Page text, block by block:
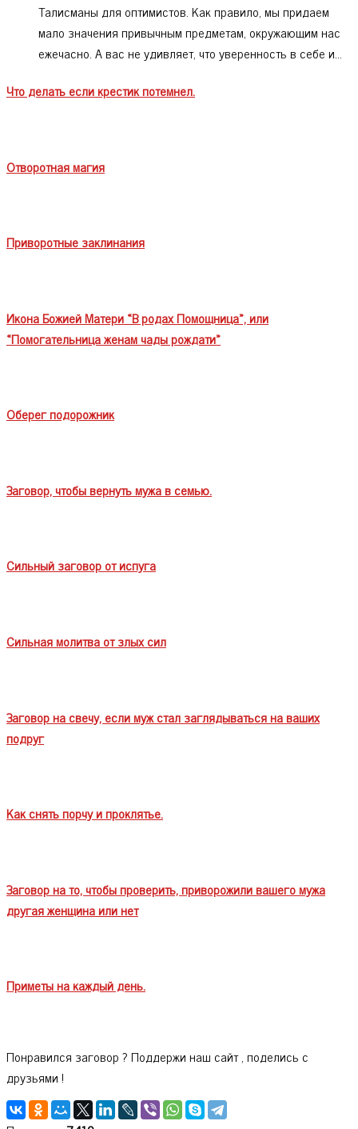
Талисманы для оптимистов. Как правило, мы придаем
мало значения привычным предметам, окружающим нас
ежечасно. А вас не удивляет, что уверенность в себе и…
Что делать если крестик потемнел.
Отворотная магия
Приворотные заклинания
Икона Божией Матери «В родах Помощница», или
«Помогательница женам чады рождати»
Оберег подорожник
Заговор, чтобы вернуть мужа в семью.
Сильный заговор от испуга
Сильная молитва от злых сил
Заговор на свечу, если муж стал заглядываться на ваших
подруг
Как снять порчу и проклятье.
Заговор на то, чтобы проверить, приворожили вашего мужа
другая женщина или нет
Приметы на каждый день.
Понравился заговор ? Поддержи наш сайт , поделись с
друзьями !